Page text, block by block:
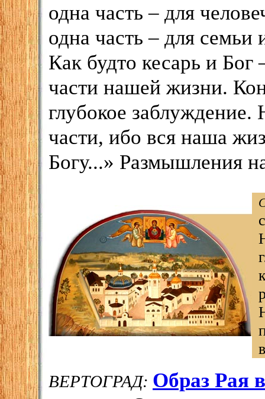
одна часть – для
одна часть – для
Как будто кесарь и Бог
части нашей жизни.
глубокое
части, ибо вся наша
Богу...» Размышления
ВЕРТОГРАД: Образ Рая